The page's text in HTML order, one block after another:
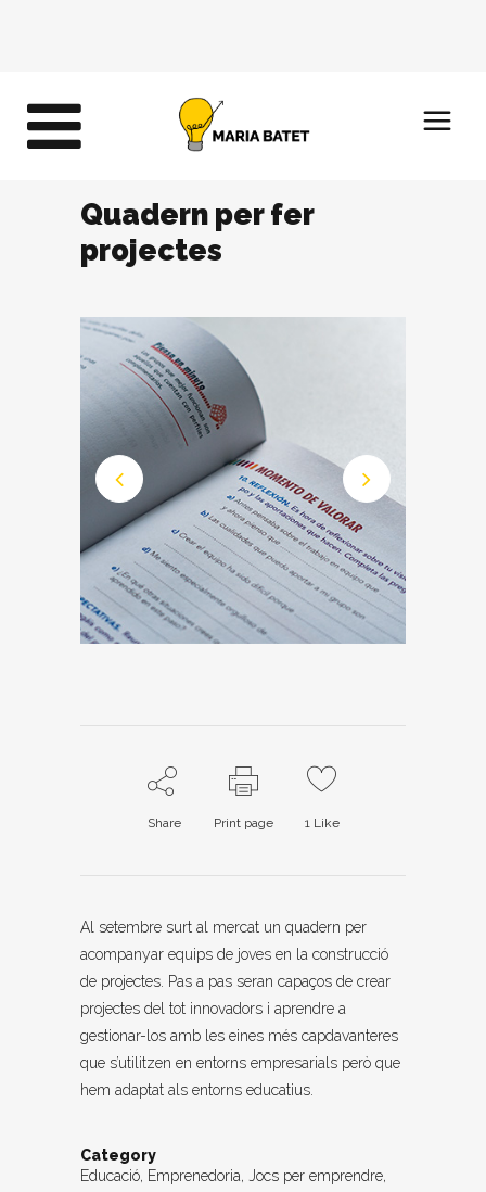
Quadern per fer
projectes
Share Print page 1Like
Al setembre surt al mercat un quadern per
acompanyar equips de joves en la construcció
de projectes. Pas a pas seran capaços de crear
projectes del tot innovadors i aprendre a
gestionar-los amb les eines més capdavanteres
que s’utilitzen en entorns empresarials però que
hem adaptat als entorns educatius.
Category
Educació, Emprenedoria, Jocs per emprendre,